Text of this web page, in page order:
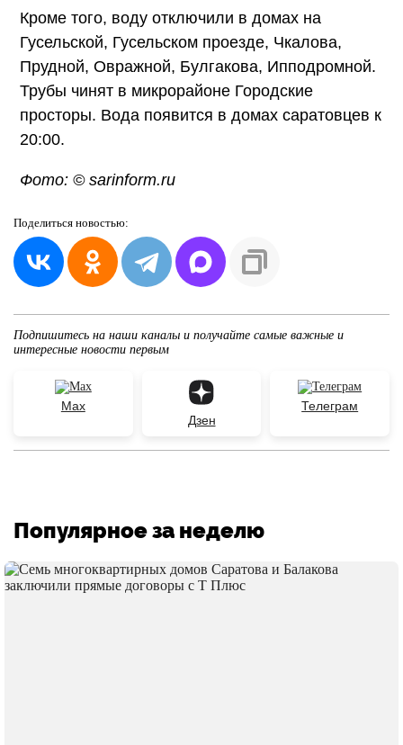
Кроме того, воду отключили в домах на
Гусельской, Гусельском проезде, Чкалова,
Прудной, Овражной, Булгакова, Ипподромной.
Трубы чинят в микрорайоне Городские
просторы. Вода появится в домах саратовцев к
20:00.
Фото: © sarinform.ru
Поделиться новостью:
Подпишитесь на наши каналы и получайте самые важные и
интересные новости первым
Max
Дзен
Телеграм
Популярное за неделю